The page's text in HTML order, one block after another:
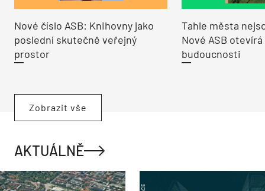
Nové číslo ASB: Knihovny jako
poslední skutečně veřejný
prostor
Tahle města
Nové ASB
budoucnosti
Zobrazit vše
AKTUÁLNĚ